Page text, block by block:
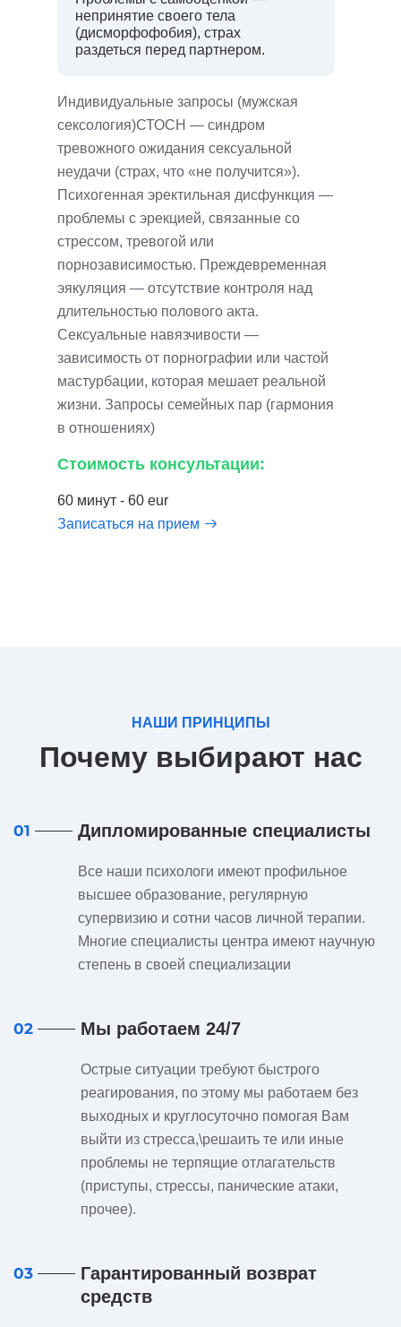
непринятие своего тела
(дисморфофобия), страх
раздеться перед партнером.
Индивидуальные запросы (мужская
сексология)СТОСН — синдром
тревожного ожидания сексуальной
неудачи (страх, что «не получится»).
Психогенная эректильная дисфункция —
проблемы с эрекцией, связанные со
стрессом, тревогой или
порнозависимостью. Преждевременная
эякуляция — отсутствие контроля над
длительностью полового акта.
Сексуальные навязчивости —
зависимость от порнографии или частой
мастурбации, которая мешает реальной
жизни. Запросы семейных пар (гармония
в отношениях)
Стоимость консультации:
60 минут - 60 eur
Записаться на прием
НАШИ ПРИНЦИПЫ
Почему выбирают нас
01 Дипломированные специалисты
Все наши психологи имеют профильное
высшее образование, регулярную
супервизию и сотни часов личной терапии.
Многие специалисты центра имеют научную
степень в своей специализации
02 Мы работаем 24/7
Острые ситуации требуют быстрого
реагирования, по этому мы работаем без
выходных и круглосуточно помогая Вам
выйти из стресса,\решаить те или иные
проблемы не терпящие отлагательств
(приступы, стрессы, панические атаки,
прочее).
03
Гарантированный возврат
средств